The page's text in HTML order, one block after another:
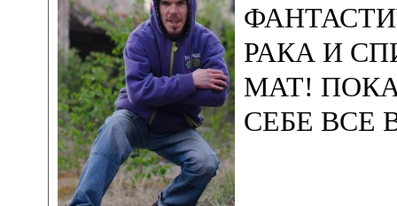
РАКА И
МАТ!
СЕБЕ ВСЕ